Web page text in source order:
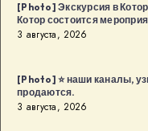
[Photo] Экскурсия в
Котор состоится
3 августа, 2026
[Photo] ⭐️ наши каналы,
продаются.
3 августа, 2026